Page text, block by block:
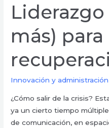
más) para
Innovación y
¿Cómo salir de la crisis?
ya un cierto tiempo
de comunicación, en